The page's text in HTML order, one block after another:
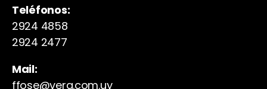
Teléfonos:
2924 4858
2924 2477
Mail:
ffose@vera.com.uy